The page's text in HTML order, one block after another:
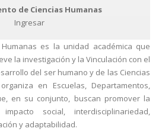
de Ciencias Humanas
Ingresar
es la unidad académica que
la investigación y la Vinculación con el
del ser humano y de las Ciencias
en Escuelas, Departamentos,
en su conjunto, buscan promover la
social, interdisciplinariedad,
y adaptabilidad.